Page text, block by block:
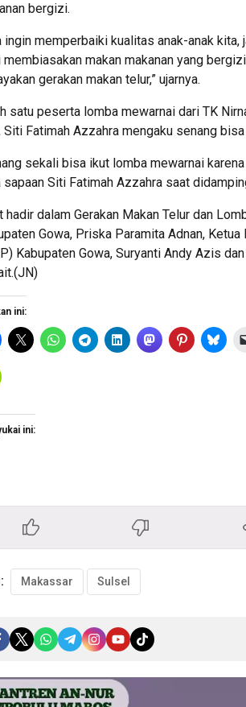
bergizi.
ingin memperbaiki kualitas anak-anak kita,
membiasakan makan makanan yang
gerakan makan telur,” ujarnya.
satu peserta lomba mewarnai dari TK
Siti Fatimah Azzahra mengaku senang
sekali bisa ikut lomba mewarnai
sapaan Siti Fatimah Azzahra saat
hadir dalam Gerakan Makan Telur dan
Gowa, Priska Paramita Adnan,
Kabupaten Gowa, Suryanti Andy Azis
ini:
ini:
Makassar Sulsel